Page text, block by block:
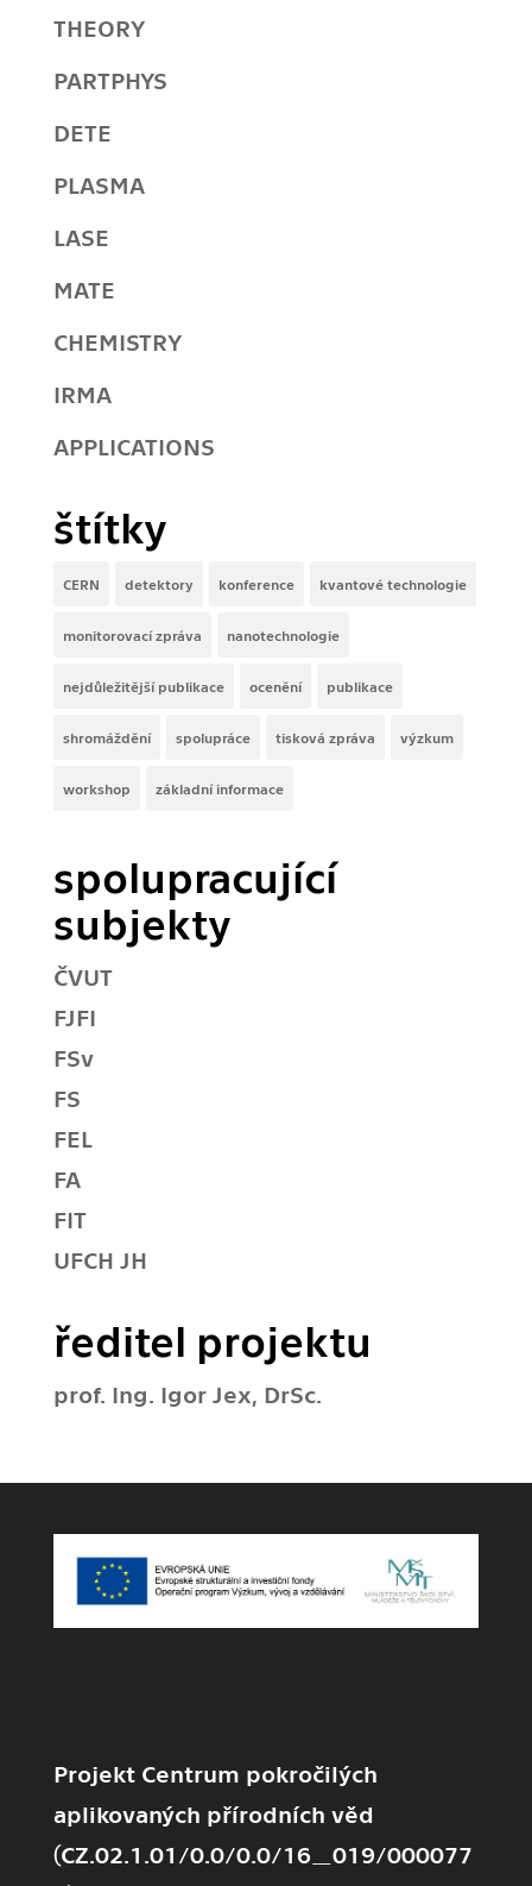
THEORY
PARTPHYS
DETE
PLASMA
LASE
MATE
CHEMISTRY
IRMA
APPLICATIONS
štítky
CERN detektory konference kvantové technologie
monitorovací zpráva nanotechnologie
nejdůležitější publikace ocenění publikace
shromáždění spolupráce tisková zpráva výzkum
workshop základní informace
spolupracující
subjekty
ČVUT
FJFI
FSv
FS
FEL
FA
FIT
UFCH JH
ředitel projektu
prof. Ing. Igor Jex, DrSc.
Projekt Centrum pokročilých
aplikovaných přírodních věd
(CZ.02.1.01/0.0/0.0/16_019/000077